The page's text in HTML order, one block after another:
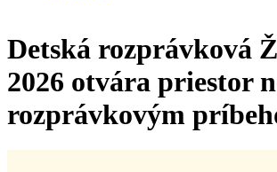
Detská rozprávková
2026 otvára priestor
rozprávkovým